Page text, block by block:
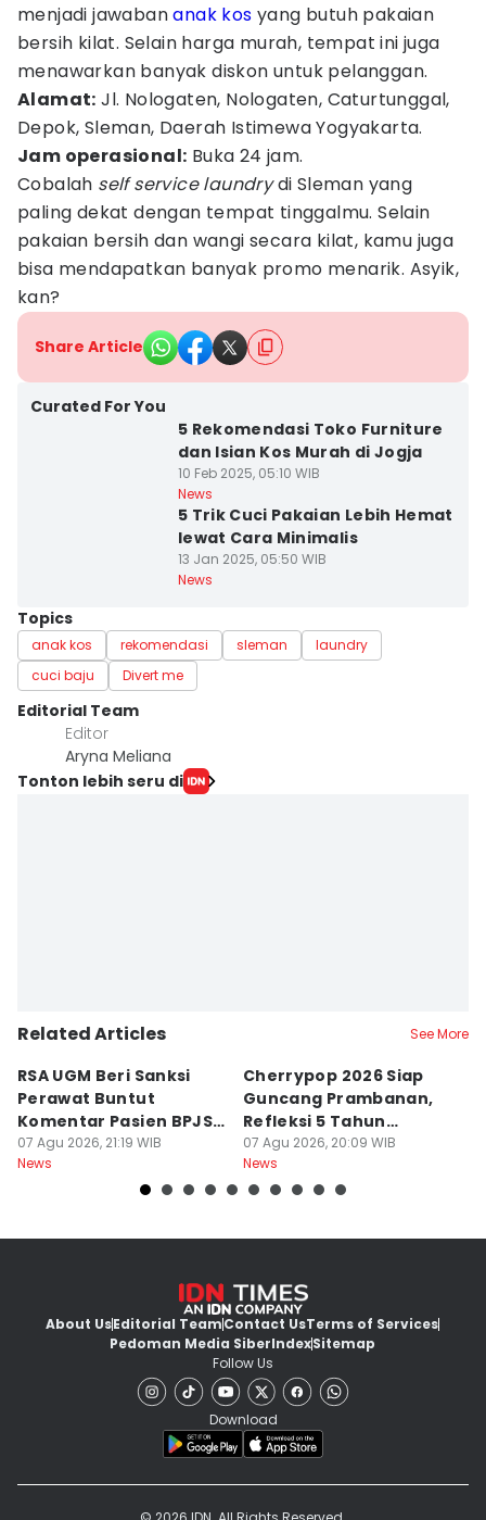
menjadi jawabananak kos yang butuh pakaian
bersih kilat. Selain harga murah, tempat ini juga
menawarkan banyak diskon untuk pelanggan.
Alamat: Jl. Nologaten, Nologaten, Caturtunggal,
Depok, Sleman, Daerah Istimewa Yogyakarta.
Jam operasional: Buka 24 jam.
Cobalah self service laundrydi Sleman yang
paling dekat dengan tempat tinggalmu. Selain
pakaian bersih dan wangi secara kilat, kamu juga
bisa mendapatkan banyak promo menarik. Asyik,
kan?
Share Article
Curated For You
5 Rekomendasi Toko Furniture
dan Isian Kos Murah di Jogja
10 Feb 2025, 05:10 WIB
News
5 Trik Cuci Pakaian Lebih Hemat
lewat Cara Minimalis
13 Jan 2025, 05:50 WIB
News
Topics
anak kos rekomendasi sleman
laundry
cuci baju
Divert me
Editorial Team
Editor
Aryna Meliana
Tonton lebih seru di
Related Articles See More
RSA UGM Beri Sanksi
Perawat Buntut
Komentar Pasien BPJS
di Medsos
07 Agu 2026, 21:19 WIB
News
Cherrypop 2026 Siap
Guncang Prambanan,
Refleksi 5 Tahun
Perjalanan
07 Agu 2026, 20:09 WIB
News
About UsEditorial TeamContact UsTerms of Services
Pedoman Media SiberIndexSitemap
Follow Us
Download